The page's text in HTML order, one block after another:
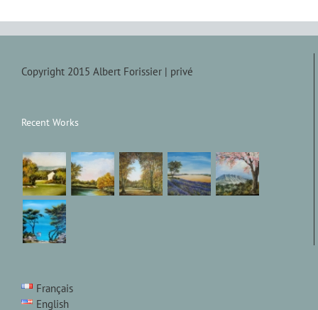
Copyright 2015 Albert Forissier | privé
Recent Works
Français
English